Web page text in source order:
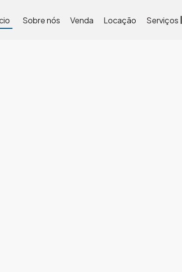
Serviços
Locação
Venda
Sobre nós